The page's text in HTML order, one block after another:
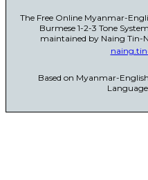
The Free Online Myanmar-
Burmese 1-2-3 Tone
maintained by Naing Tin-
Based on Myanmar-